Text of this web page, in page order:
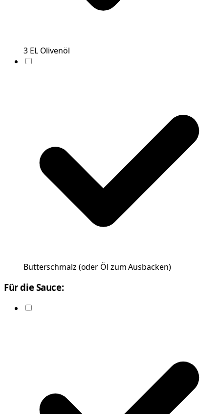
3 EL Olivenöl
Butterschmalz (oder Öl zum Ausbacken)
Für die Sauce: